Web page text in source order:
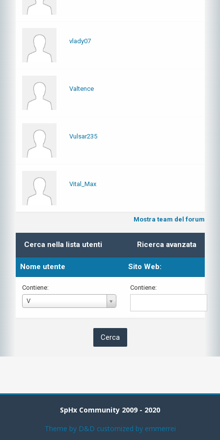
vlady07
Valtence
Vulsar235
Vital_Max
Mostra team del forum
Ricerca avanzata
Cerca nella lista utenti
Nome utente Sito Web:
Contiene:
V
Nome
utente
Contiene:
SpHx Community 2009 - 2020
Theme by D&D customized by emmerrei